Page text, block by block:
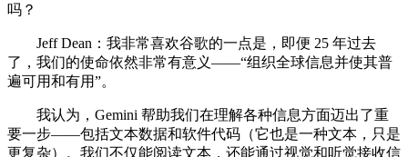
吗？
Jeff Dean：我非常喜欢谷歌的一点是，即便 25 年过去
了，我们的使命依然非常有意义——“组织全球信息并使其普
遍可用和有用”。
我认为，Gemini 帮助我们在理解各种信息方面迈出了重
要一步——包括文本数据和软件代码（它也是一种文本，只是
更复杂）。我们不仅能阅读文本，还能通过视觉和听觉接收信